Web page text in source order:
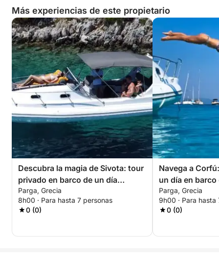
Más experiencias de este propietario
Descubra la magia de Sivota: tour
privado en barco de un día
completo desde Parga
Parga, Grecia
8h00 · Para hasta 7 personas
0 (0)
Navega a
un día en barco
Parga, Grecia
9h00 · Para hasta
0 (0)